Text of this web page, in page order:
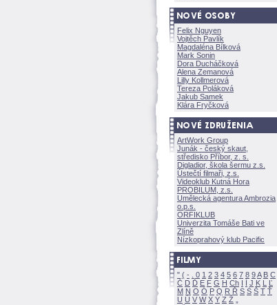
Felix Nguyen
Vojtěch Pavlík
Magdaléna Bílkov
Mark Sonin
Dora Ducháčkov
Alena Zemanov
Lilly Kollmerov
Tereza Polákov
Jakub Samek
Klára Fryčkov
ArtWork Group
Junák - český skaut,
středisko Příbor, z. s.
Digladior, škola šermu z.s.
Ústečtí filmaři, z.s.
Videoklub Kutná Hora
PROBILUM, z.s.
Umělecká agentura Ambrozia
o.p.s.
ORFIKLUB
Univerzita Tomáše Bati ve
Zlíně
Nízkoprahový klub Pacific
" ( - 0 1 2 3 4 5 6 7 8 9A B C
Č D Ď E F G H Ch I Í J K L
Ľ
M N O Ó P Q R Ř S Ś T Ť
U Ú V W X Y Z